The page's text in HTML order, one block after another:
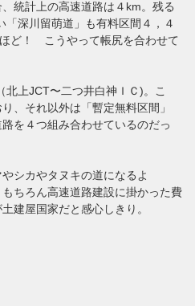
統計上の高速道路は４km。残る
深川留萌道」も有料区間４，４
ど！ こうやって帳尻を合わせて
上JCT〜二つ井白神ＩＣ)。こ
、それ以外は「暫定無料区間」
を４つ組み合わせているのだっ
シカやタヌキの道になるよ
ちろん高速道路建設に掛かった費
建屋国家だと感心しきり。